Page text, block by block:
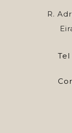
R.
Tel